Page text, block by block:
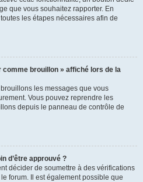
que vous souhaitez rapporter. En
les étapes nécessaires afin de
brouillon » affiché lors de la
brouillons les messages que vous
Vous pouvez reprendre les
depuis le panneau de contrôle de
d’être approuvé ?
décider de soumettre à des vérifications
forum. Il est également possible que